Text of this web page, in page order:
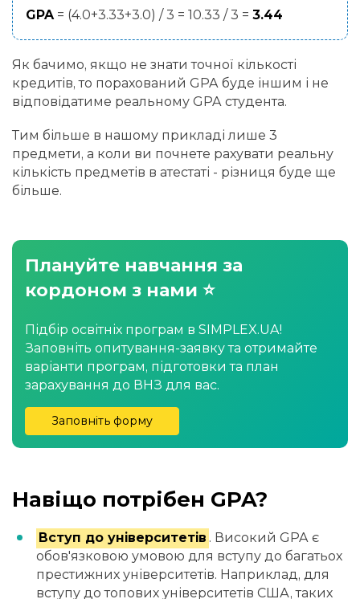
GPA = (4.0+3.33+3.0) / 3 = 10.33 / 3 = 3.44
Як бачимо, якщо не знати точної кількості
кредитів, то порахований GPA буде іншим і не
відповідатиме реальному GPA студента.
Тим більше в нашому прикладі лише 3
предмети, а коли ви почнете рахувати реальну
кількість предметів в атестаті - різниця буде ще
більше.
Плануйте навчання за
кордоном з нами ⭐
Підбір освітніх програм в SIMPLEX.UA!
Заповніть опитування-заявку та отримайте
варіанти програм, підготовки та план
зарахування до ВНЗ для вас.
Заповніть форму
Навіщо потрібен GPA?
Вступ до університетів . Високий GPA є
обов'язковою умовою для вступу до багатьох
престижних університетів. Наприклад, для
вступу до топових університетів США, таких